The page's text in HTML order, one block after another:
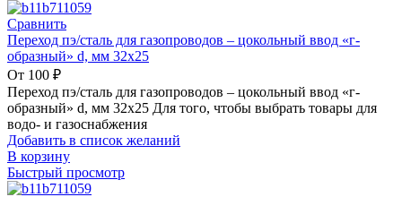
Сравнить
Переход пэ/сталь для газопроводов – цокольный ввод «г-
образный» d, мм 32х25
От 100 ₽
Переход пэ/сталь для газопроводов – цокольный ввод «г-
образный» d, мм 32х25 Для того, чтобы выбрать товары для
водо- и газоснабжения
Добавить в список желаний
В корзину
Быстрый просмотр